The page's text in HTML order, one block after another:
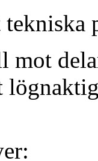
mot